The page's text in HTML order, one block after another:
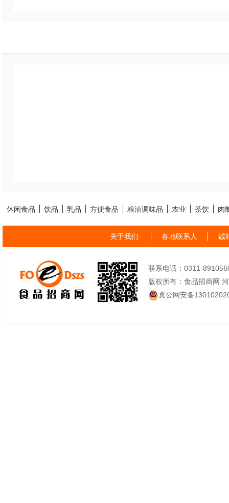
休闲食品 饮品 乳品 方便食品 粮油调味品 农业 茶饮 肉
关于我们 各地联系人 诚
联系电话：0311-
版权所有：食品招商网
冀公网安备